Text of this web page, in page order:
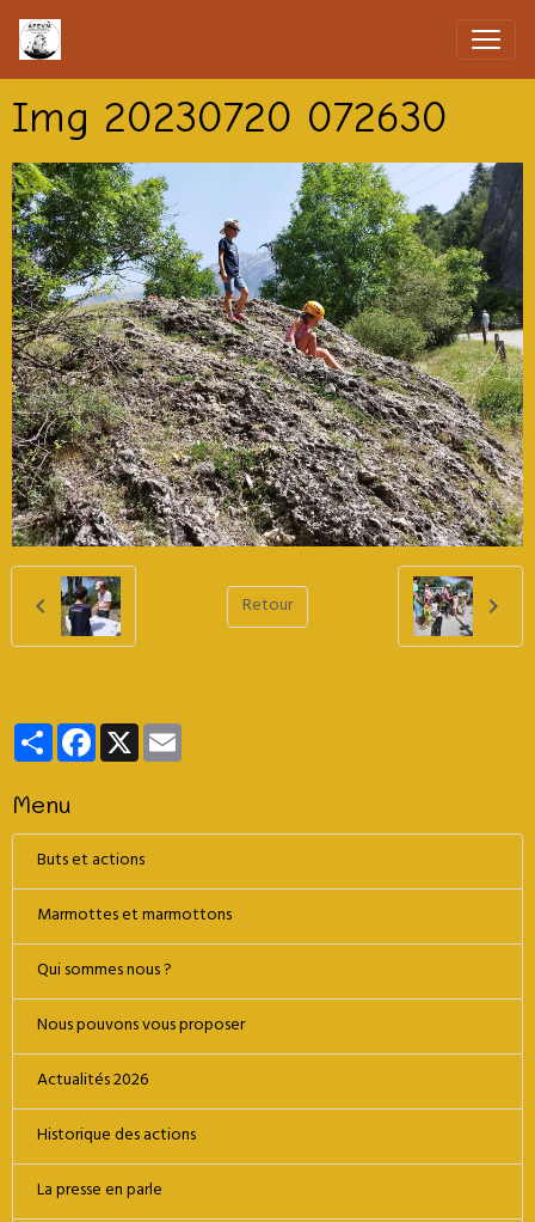
Img 20230720 072630
Retour
PartagerFacebook
X
Menu
Buts et actions
Marmottes et marmottons
Qui sommes nous ?
Nous pouvons vous proposer
Actualités 2026
Historique des actions
La presse en parle